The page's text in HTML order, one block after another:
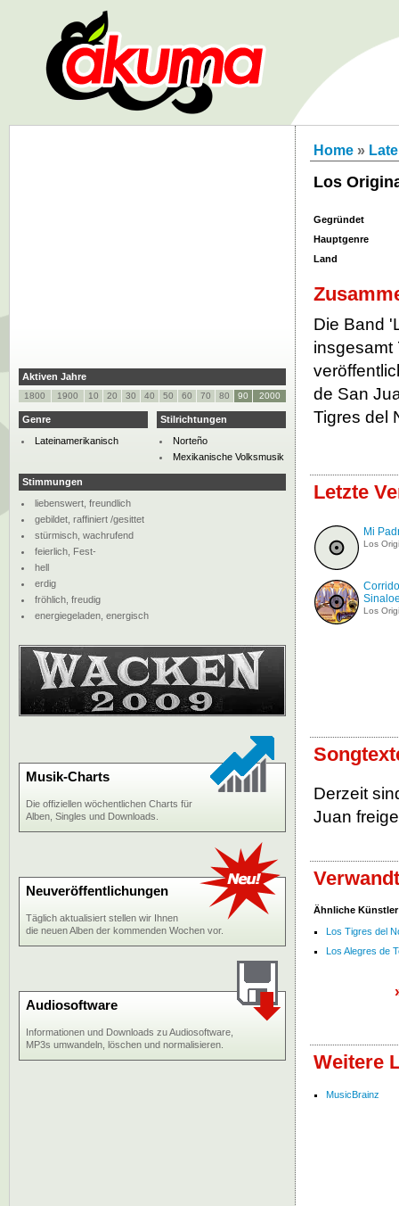
Home »
Los
Gegründet
Hauptgenre
Land
Die Band
insgesamt
de San
Tigres del
Letzte
Mi
Los
Los
Derzeit
Juan
Ähnliche Künstler
Los Tigres del
Los Alegres de
Weitere
MusicBrainz
Aktiven Jahre
1800 1900 10 20 30 40 50 60 70 80 90 2000
Genre
Lateinamerikanisch
Stilrichtungen
Norteño
Mexikanische Volksmusik
Stimmungen
liebenswert, freundlich
gebildet, raffiniert /gesittet
stürmisch, wachrufend
feierlich, Fest-
hell
erdig
fröhlich, freudig
energiegeladen, energisch
Musik-Charts
Die offiziellen wöchentlichen Charts für
Alben, Singles und Downloads.
Neuveröffentlichungen
Täglich aktualisiert stellen wir Ihnen
die neuen Alben der kommenden Wochen vor.
Audiosoftware
Informationen und Downloads zu Audiosoftware,
MP3s umwandeln, löschen und normalisieren.